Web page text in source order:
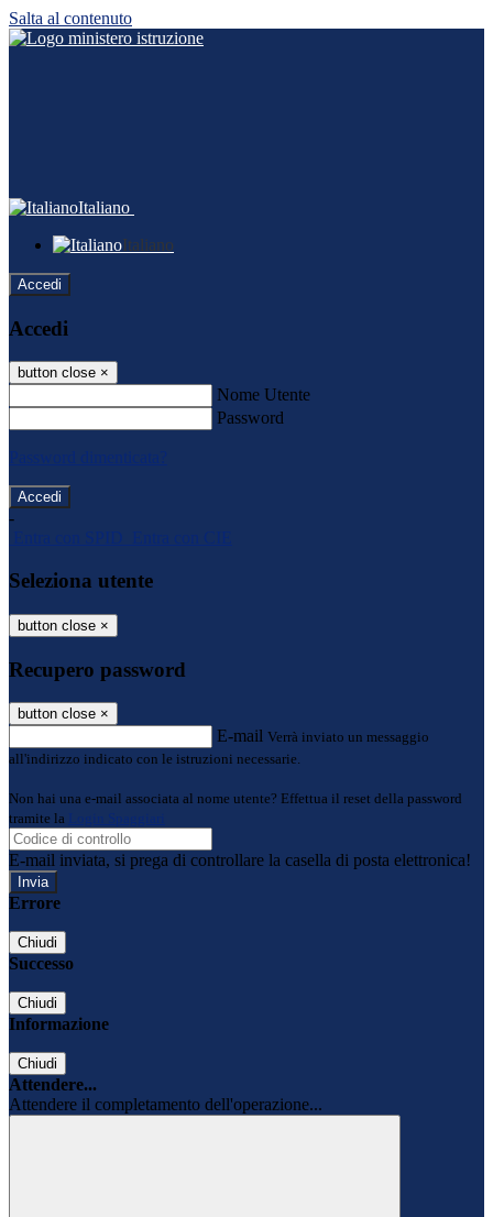
Salta al contenuto
Italiano
Italiano
Accedi
Accedi
button close ×
Nome Utente
Password
Password dimenticata?
-
Entra con SPID
Entra con CIE
Seleziona utente
button close ×
Recupero password
button close ×
E-mail Verrà inviato un messaggio
all'indirizzo indicato con le istruzioni necessarie.
Non hai una e-mail associata al nome utente? Effettua il reset della password
tramite la
Login Spaggiari
E-mail inviata, si prega di controllare la casella di posta elettronica!
Errore
Chiudi
Successo
Chiudi
Informazione
Chiudi
Attendere...
Attendere il completamento dell'operazione...